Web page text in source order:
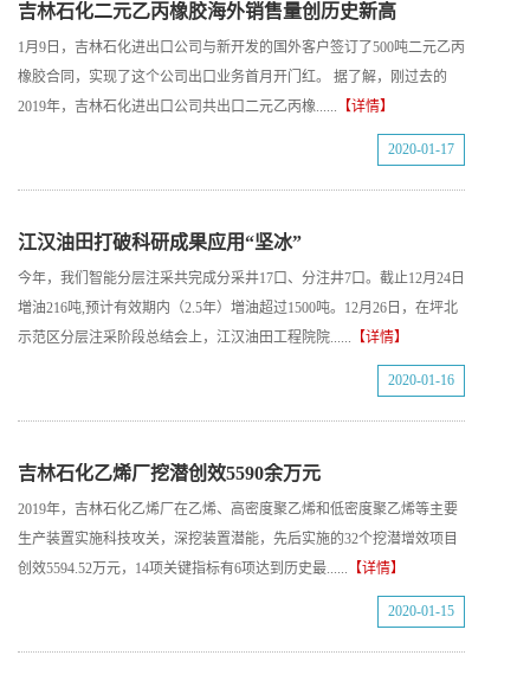
吉林石化二元乙丙橡胶海外销售量创历史新高
1月9日，吉林石化进出口公司与新开发的国外客户签订了500吨二元乙丙
橡胶合同，实现了这个公司出口业务首月开门红。 据了解，刚过去的
2019年，吉林石化进出口公司共出口二元乙丙橡...... 【详情】
2020-01-17
江汉油田打破科研成果应用“坚冰”
今年，我们智能分层注采共完成分采井17口、分注井7口。截止12月24日
増油216吨,预计有效期内（2.5年）増油超过1500吨。12月26日，在坪北
示范区分层注采阶段总结会上，江汉油田工程院院...... 【详情】
2020-01-16
吉林石化乙烯厂挖潜创效5590余万元
2019年，吉林石化乙烯厂在乙烯、高密度聚乙烯和低密度聚乙烯等主要
生产装置实施科技攻关，深挖装置潜能，先后实施的32个挖潜增效项目
创效5594.52万元，14项关键指标有6项达到历史最...... 【详情】
2020-01-15